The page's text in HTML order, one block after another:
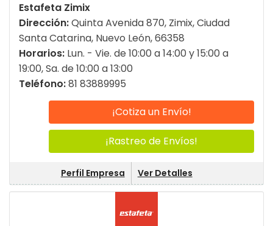
Estafeta Zimix
Dirección:Quinta Avenida 870, Zimix, Ciudad
Santa Catarina, Nuevo León, 66358
Horarios: Lun. - Vie. de 10:00 a 14:00 y 15:00 a
19:00, Sa. de 10:00 a 13:00
Teléfono:81 83889995
¡Cotiza un Envío!
¡Rastreo de Envíos!
Perfil Empresa Ver Detalles